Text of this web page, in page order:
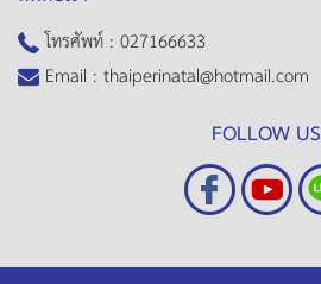
โทรศัพท์ : 027166633
Email : thaiperinatal@hotmail.com
FOLLOW US